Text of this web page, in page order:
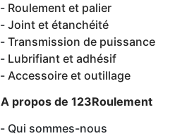
Roulement et palier
Joint et étanchéité
Transmission de puissance
Lubrifiant et adhésif
Accessoire et outillage
A propos de 123Roulement
Qui sommes-nous